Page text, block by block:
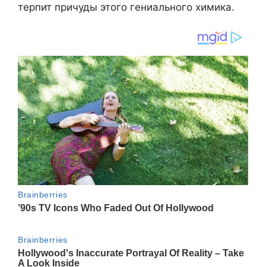
терпит причуды этого гениального химика.